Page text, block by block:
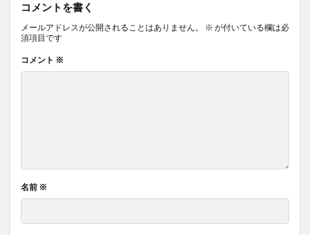
コメントを書く
メールアドレスが公開されることはありません。 ※ が付いている欄は必
須項目です
コメント ※
名前 ※